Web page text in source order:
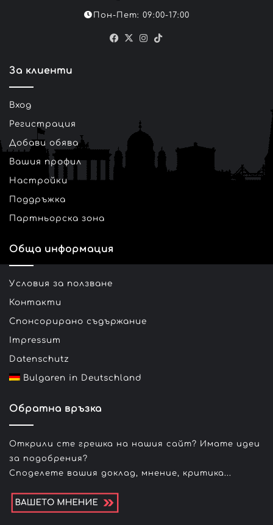
Пон-Пет: 09:00-17:00
Facebook
X Instagram
За клиенти
Вход
Регистрация
Добави обява
Вашия профил
Настройки
Поддръжка
Партньорска зона
Обща информация
Условия за ползване
Контакти
Спонсорирано съдържание
Impressum
Datenschutz
Bulgaren in Deutschland
Обратна връзка
Открили сте грешка на нашия сайт? Имате идеи
за подобрения?
Споделете вашия доклад, мнение, критика...